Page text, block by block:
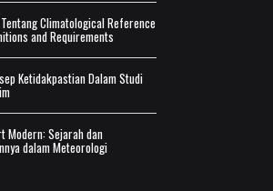
Climatological Reference
and Requirements
Ketidakpastian Dalam Studi
Modern: Sejarah dan
dalam Meteorologi